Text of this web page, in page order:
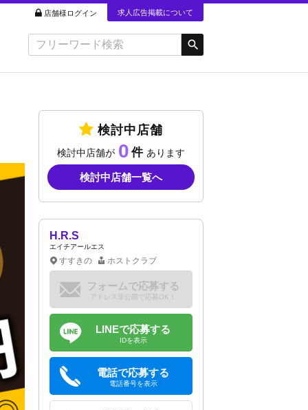
店舗様ログイン 求人広告掲載について
検討中店舗
検討中店舗が 0 あります
検討中店舗一覧へ
H.R.S
エイチアールエス
すすきの ホストクラブ
フォームで応募する
アドレス非公開で応募OK！
LINEで応募する
IDを表示
電話で応募する
電話番号を表示